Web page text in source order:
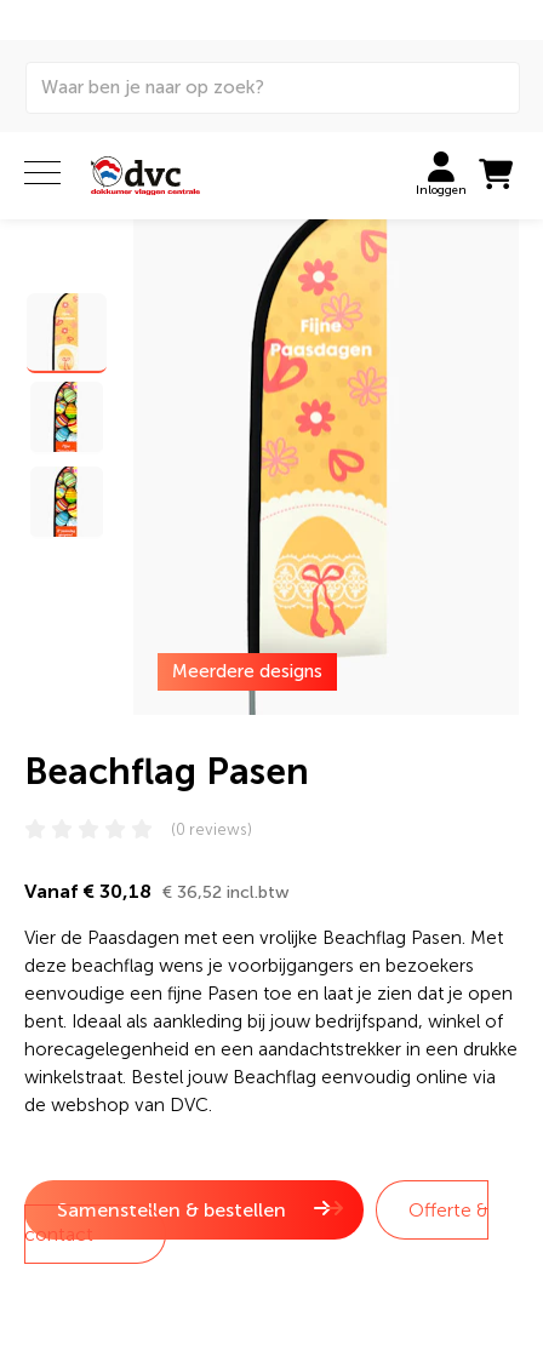
Inloggen
Meerdere designs
Beachflag Pasen
(0 reviews)
Vanaf € 30,18 € 36,52 incl.btw
Vier de Paasdagen met een vrolijke Beachflag Pasen. Met
deze beachflag wens je voorbijgangers en bezoekers
eenvoudige een fijne Pasen toe en laat je zien dat je open
bent. Ideaal als aankleding bij jouw bedrijfspand, winkel of
horecagelegenheid en een aandachtstrekker in een drukke
winkelstraat. Bestel jouw Beachflag eenvoudig online via
de webshop van DVC.
Samenstellen & bestellen
Offerte &
contact